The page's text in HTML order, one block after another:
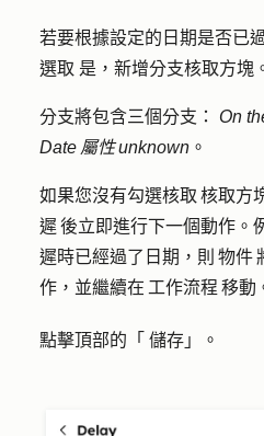
若要根據設定的日期是否已
選取 是，新增分支核取方塊
分支將包含三個分支： On
Date 屬性 unknown 。
如果您沒有勾選核取 核取方
遲 後立即進行下一個動作。
遲時已經過了日期，則 物件
作，並繼續在 工作流程 移動
點擊頂部的「 儲存 」。